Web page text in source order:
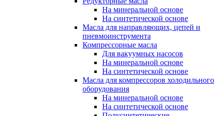
На минеральной основе
На синтетической основе
Масла для направляющих, цепей и
пневмоинструмента
Компрессорные масла
Для вакуумных насосов
На минеральной основе
На синтетической основе
Масла для компрессоров холодильного
оборудования
На минеральной основе
На синтетической основе